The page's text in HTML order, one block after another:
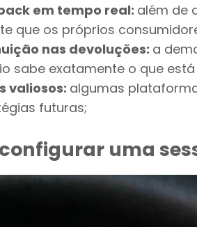
em tempo real: além de
que os próprios
nas devoluções: a
sabe exatamente o que
valiosos: algumas
futuras;
uma